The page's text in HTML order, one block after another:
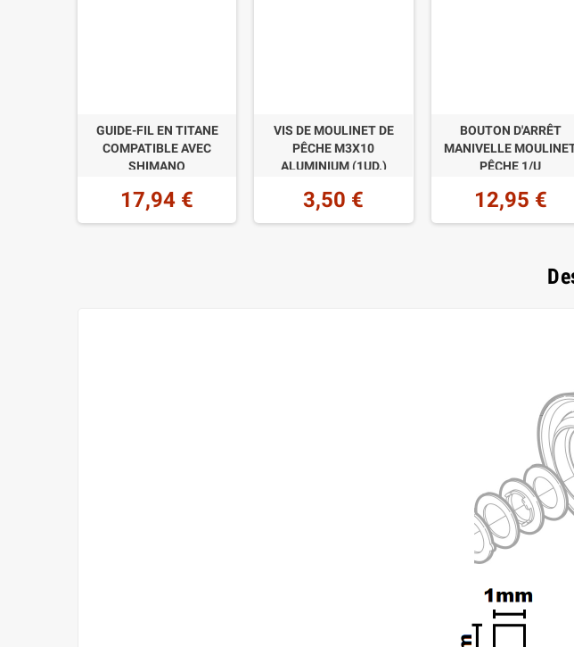
GUIDE-FIL EN TITANE
COMPATIBLE AVEC
SHIMANO
17,94 €
VIS DE MOULINET DE
PÊCHE M3X10
ALUMINIUM (1UD.)
3,50 €
BOUTON D'ARRÊT
MANIVELLE
PÊCHE 1/U
12,95 €